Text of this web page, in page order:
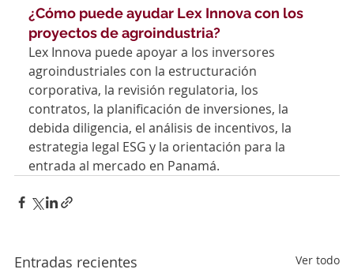
¿Cómo puede ayudar Lex Innova con los
proyectos de agroindustria?
Lex Innova puede apoyar a los inversores
agroindustriales con la estructuración
corporativa, la revisión regulatoria, los
contratos, la planificación de inversiones, la
debida diligencia, el análisis de incentivos, la
estrategia legal ESG y la orientación para la
entrada al mercado en Panamá.
Entradas recientes Ver todo